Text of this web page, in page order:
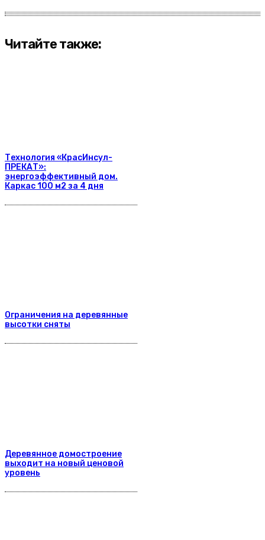
Читайте также:
Технология «КрасИнсул-
ПРЕКАТ»:
энергоэффективный дом.
Каркас 100 м2 за 4 дня
Ограничения на деревянные
высотки сняты
Деревянное домостроение
выходит на новый ценовой
уровень